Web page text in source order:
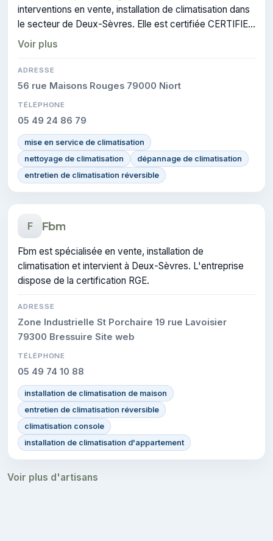
interventions en vente, installation de climatisation dans
le secteur de Deux-Sèvres. Elle est certifiée CERTIFIE,
gage de conformité sur les interventions réalisées.
Voir plus
ADRESSE
56 rue Maisons Rouges 79000 Niort
TÉLÉPHONE
05 49 24 86 79
mise en service de climatisation
nettoyage de climatisation
dépannage de climatisation
entretien de climatisation réversible
F Fbm
Fbm est spécialisée en vente, installation de
climatisation et intervient à Deux-Sèvres. L'entreprise
dispose de la certification RGE.
ADRESSE
Zone Industrielle St Porchaire 19 rue Lavoisier
79300 Bressuire Site web
TÉLÉPHONE
05 49 74 10 88
installation de climatisation de maison
entretien de climatisation réversible
climatisation console
installation de climatisation d'appartement
Voir plus d'artisans